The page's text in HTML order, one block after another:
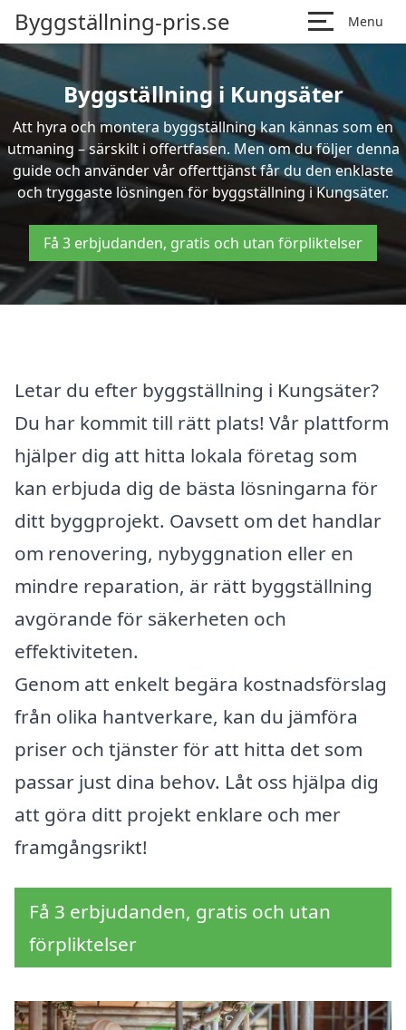
Byggställning-pris.se Menu
Byggställning i Kungsäter
Att hyra och montera byggställning kan kännas som en
utmaning – särskilt i offertfasen. Men om du följer denna
guide och använder vår offerttjänst får du den enklaste
och tryggaste lösningen för byggställning i Kungsäter.
Få 3 erbjudanden, gratis och utan förpliktelser
Letar du efter byggställning i Kungsäter?
Du har kommit till rätt plats! Vår plattform
hjälper dig att hitta lokala företag som
kan erbjuda dig de bästa lösningarna för
ditt byggprojekt. Oavsett om det handlar
om renovering, nybyggnation eller en
mindre reparation, är rätt byggställning
avgörande för säkerheten och
effektiviteten.
Genom att enkelt begära kostnadsförslag
från olika hantverkare, kan du jämföra
priser och tjänster för att hitta det som
passar just dina behov. Låt oss hjälpa dig
att göra ditt projekt enklare och mer
framgångsrikt!
Få 3 erbjudanden, gratis och utan
förpliktelser